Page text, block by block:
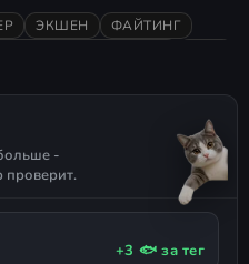
ЭКШЕН
ФАЙТИНГ
-
проверит.
+3 🐟 за тег